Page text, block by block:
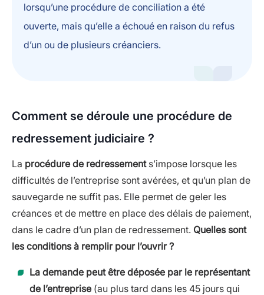
lorsqu’une procédure de conciliation a été
ouverte, mais qu’elle a échoué en raison du refus
d’un ou de plusieurs créanciers.
Comment se déroule une procédure de
redressement judiciaire ?
La procédure de redressement s’impose lorsque les
difficultés de l’entreprise sont avérées, et qu’un plan de
sauvegarde ne suffit pas. Elle permet de geler les
créances et de mettre en place des délais de paiement,
dans le cadre d’un plan de redressement. Quelles sont
les conditions à remplir pour l’ouvrir ?
La demande peut être déposée par le représentant
de l’entreprise (au plus tard dans les 45 jours qui